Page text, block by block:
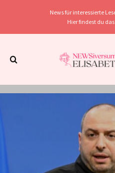
News für interessierte
Hier findest du das